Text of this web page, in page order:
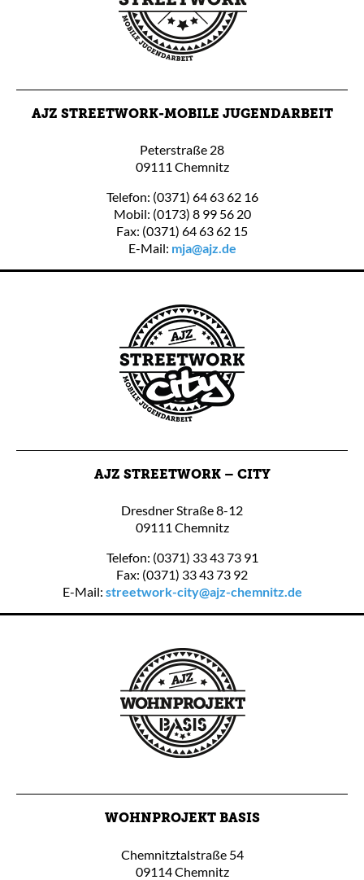
AJZ STREETWORK-MOBILE JUGENDARBEIT
Peterstraße 28
09111 Chemnitz
Telefon: (0371) 64 63 62 16
Mobil: (0173) 8 99 56 20
Fax: (0371) 64 63 62 15
E-Mail: mja@ajz.de
AJZ STREETWORK – CITY
Dresdner Straße 8-12
09111 Chemnitz
Telefon: (0371) 33 43 73 91
Fax: (0371) 33 43 73 92
E-Mail: streetwork-city@ajz-chemnitz.de
WOHNPROJEKT BASIS
Chemnitztalstraße 54
09114 Chemnitz